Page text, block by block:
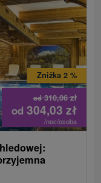
od310,06zł
Zniżka 2 %
od 304,03 zł
/noc/osoba